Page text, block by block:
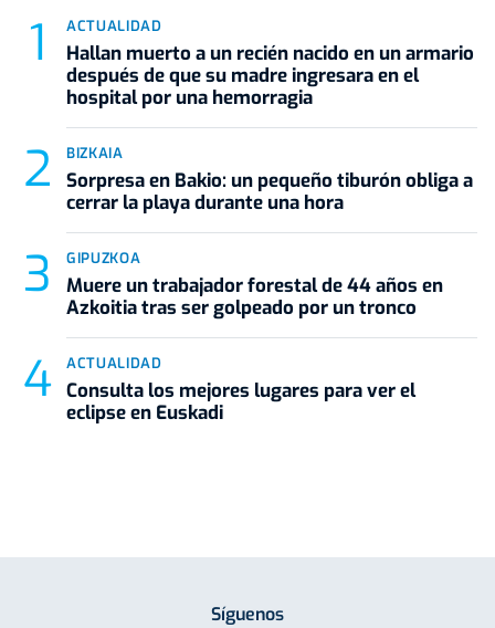
ACTUALIDAD
Hallan muerto a un recién nacido en un armario
después de que su madre ingresara en el
hospital por una hemorragia
BIZKAIA
Sorpresa en Bakio: un pequeño tiburón obliga a
cerrar la playa durante una hora
GIPUZKOA
Muere un trabajador forestal de 44 años en
Azkoitia tras ser golpeado por un tronco
ACTUALIDAD
Consulta los mejores lugares para ver el
eclipse en Euskadi
Síguenos